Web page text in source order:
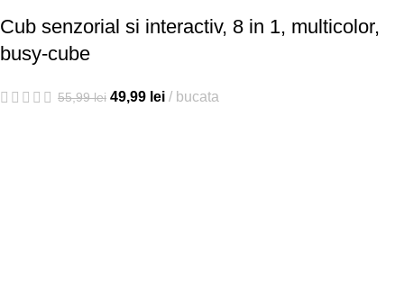
Cub senzorial si interactiv, 8 in 1, multicolor,
busy-cube
55,99lei 49,99 lei bucata